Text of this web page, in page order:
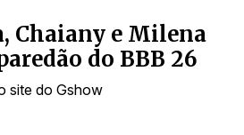
Chaiany e Milena
do BBB 26
site do Gshow